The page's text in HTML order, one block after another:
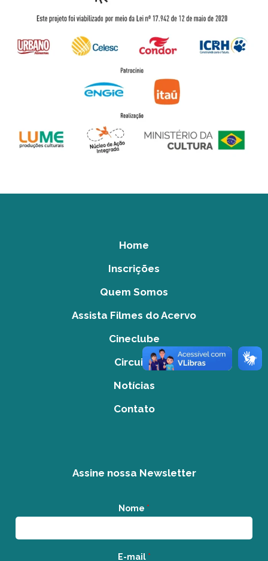
Home
Inscrições
Quem Somos
Assista Filmes do Acervo
Cineclube
Circuito
Notícias
Contato
Assine nossa Newsletter
Nome *
E-mail *